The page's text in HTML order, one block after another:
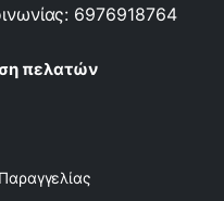
6976918764
πελατών